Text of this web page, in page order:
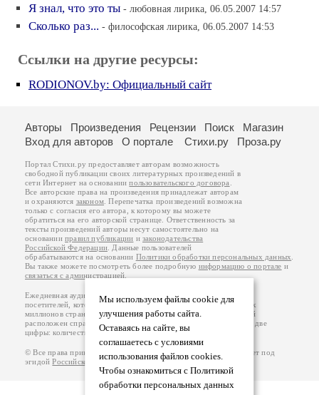
Я знал, что это ты - любовная лирика, 06.05.2007 14:57
Сколько раз... - философская лирика, 06.05.2007 14:53
Ссылки на другие ресурсы:
RODIONOV.by: Официальный сайт
Мы используем файлы cookie для
улучшения работы сайта.
Оставаясь на сайте, вы
соглашаетесь с условиями
использования файлов cookies.
Чтобы ознакомиться с Политикой
обработки персональных данных
Авторы Произведения Рецензии Поиск
Магазин
Вход для авторов
О портале Стихи.ру Проза.ру
Портал Стихи.ру предоставляет авторам возможность
свободной публикации своих литературных произведений в
сети Интернет на основаниипользовательского договора
Все авторские права на произведения принадлежат авторам
и охраняются законом . Перепечатка произведений возможна
только с согласия его автора, к которому вы можете
обратиться на его авторской странице. Ответственность за
тексты произведений авторы несут самостоятельно на
основанииправил публикации изаконодательства
Российской Федерации . Данные пользователей
обрабатываются на основании Политики обработки персональных данных
Вы также можете посмотреть более подробную информацию о портале и
связаться с администрацией
Ежедневная аудитория портала Стихи.ру – порядка 200 тысяч
посетителей, которые в общей сумме просматривают более двух
миллионов страниц по данным счетчика посещаемости, который
расположен справа от этого текста. В каждой графе указано по две
цифры: количество просмотров и количество посетителей.
© Все права принадлежат авторам, 2000-2026. Портал работает под
эгидойРоссийского союза писателей.18+